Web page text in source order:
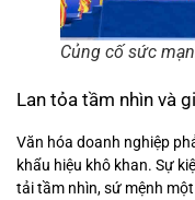
Củng cố sức
Lan tỏa tầm nhìn và
Văn hóa doanh nghiệp
khẩu hiệu khô khan. Sự
tải tầm nhìn, sứ mệnh